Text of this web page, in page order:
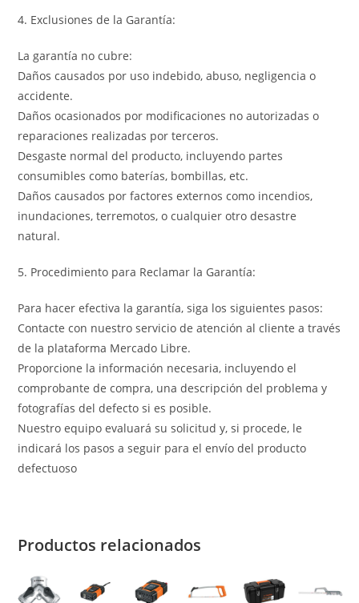
4. Exclusiones de la Garantía:
La garantía no cubre:
Daños causados por uso indebido, abuso, negligencia o
accidente.
Daños ocasionados por modificaciones no autorizadas o
reparaciones realizadas por terceros.
Desgaste normal del producto, incluyendo partes
consumibles como baterías, bombillas, etc.
Daños causados por factores externos como incendios,
inundaciones, terremotos, o cualquier otro desastre
natural.
5. Procedimiento para Reclamar la Garantía:
Para hacer efectiva la garantía, siga los siguientes pasos:
Contacte con nuestro servicio de atención al cliente a través
de la plataforma Mercado Libre.
Proporcione la información necesaria, incluyendo el
comprobante de compra, una descripción del problema y
fotografías del defecto si es posible.
Nuestro equipo evaluará su solicitud y, si procede, le
indicará los pasos a seguir para el envío del producto
defectuoso
Productos relacionados